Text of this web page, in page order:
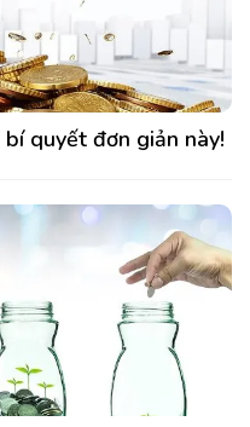
quyết đơn giản này!